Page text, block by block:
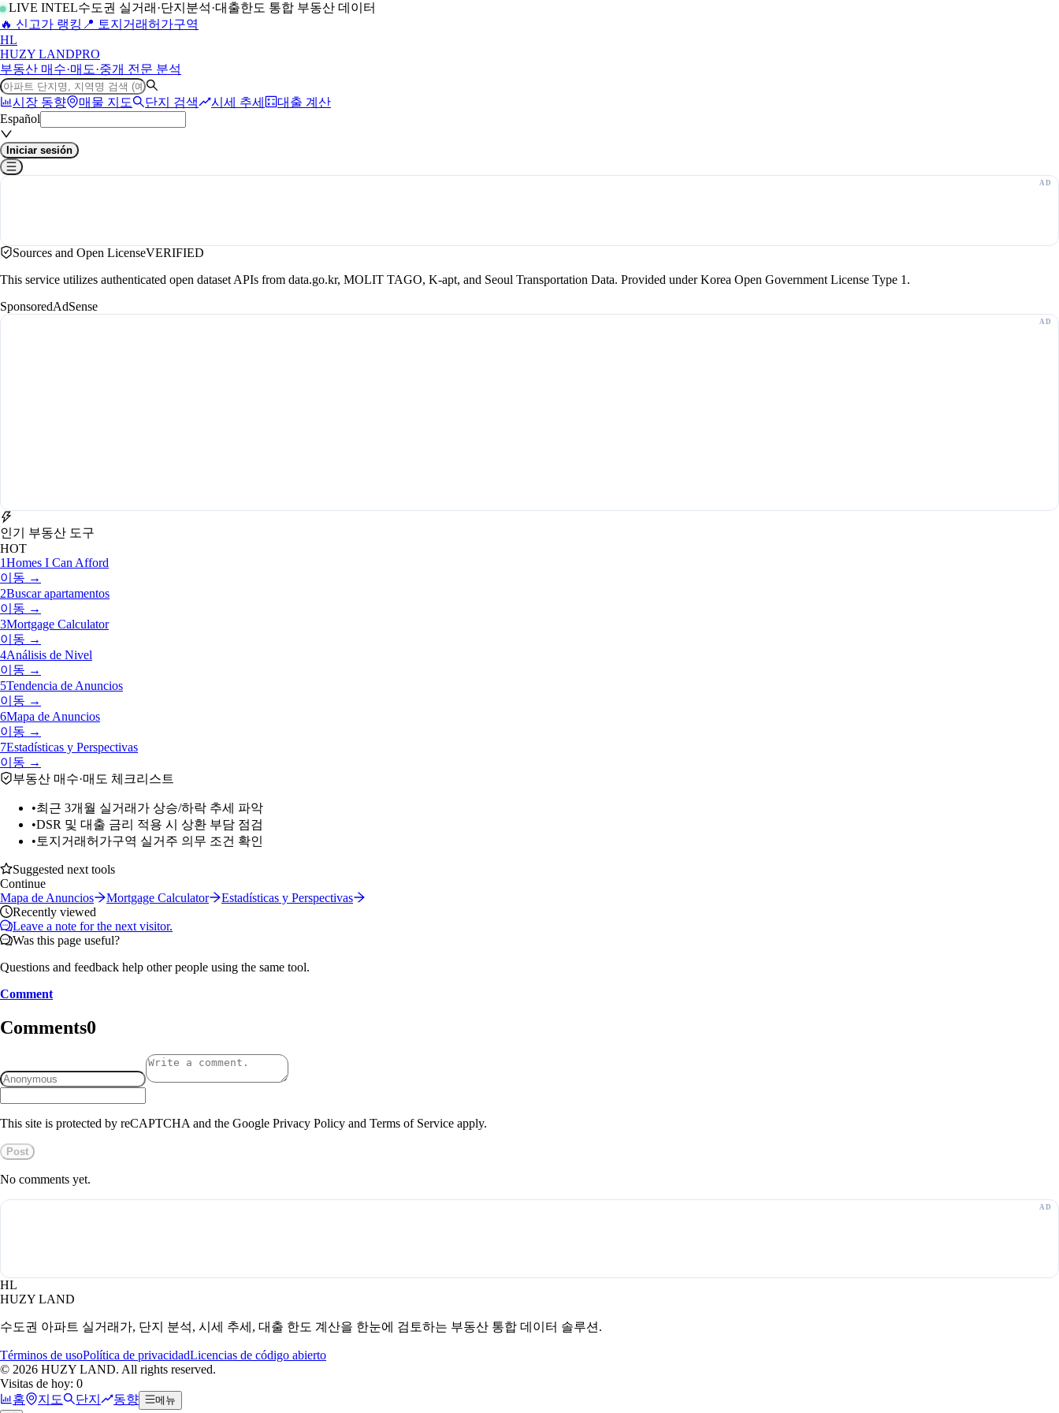
LIVE INTEL수도권 실거래·단지분석·대출한도 통합 부동산 데이터
🔥 신고가 랭킹 📍 토지거래허가구역
HL
HUZY LANDPRO
부동산 매수·매도·중개 전문 분석
시장 동향 매물 지도 단지 검색 시세 추세
대출 계산
Español
Iniciar sesión
Sources and Open LicenseVERIFIED
This service utilizes authenticated open dataset APIs from data.go.kr, MOLIT TAGO, K-apt, and Seoul Transportation Data. Provided under Korea Open Government License Type 1.
SponsoredAdSense
인기 부동산 도구
HOT
1Homes I Can Afford
이동 →
2Buscar apartamentos
이동 →
3Mortgage Calculator
이동 →
4Análisis de Nivel
이동 →
5Tendencia de Anuncios
이동 →
6Mapa de Anuncios
이동 →
7Estadísticas y Perspectivas
이동 →
부동산 매수·매도 체크리스트
•최근 3개월 실거래가 상승/하락 추세 파악
•DSR 및 대출 금리 적용 시 상환 부담 점검
• 토지거래허가구역 실거주 의무 조건 확인
Suggested next tools
Continue
Mapa de Anuncios
Mortgage Calculator
Estadísticas y Perspectivas
Recently viewed
Leave a note for the next visitor.
Was this page useful?
Questions and feedback help other people using the same tool.
Comment
Comments0
This site is protected by reCAPTCHA and the Google Privacy Policy and Terms of Service apply.
Post
No comments yet.
HL
HUZY LAND
수도권 아파트 실거래가, 단지 분석, 시세 추세, 대출 한도 계산을 한눈에 검토하는 부동산 통합 데이터 솔루션.
Términos de usoPolítica de privacidadLicencias de código abierto
© 2026 HUZY LAND. All rights reserved.
Visitas de hoy: 0
홈
지도 단지 동향 메뉴